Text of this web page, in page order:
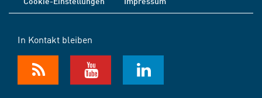
In Kontakt bleiben